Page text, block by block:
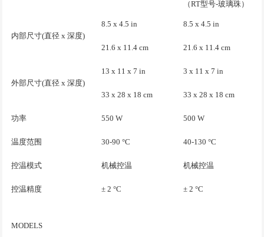
（RT型号-玻璃珠）
内部尺寸(直径 x 深度)
8.5 x 4.5 in 8.5 x 4.5 in
21.6 x 11.4 cm 21.6 x 11.4 cm
外部尺寸(直径 x 深度)
13 x 11 x 7 in 3 x 11 x 7 in
33 x 28 x 18 cm 33 x 28 x 18 cm
功率 550 W 500 W
温度范围 30-90 °C 40-130 °C
控温模式 机械控温 机械控温
控温精度 ± 2 °C ± 2 °C
MODELS